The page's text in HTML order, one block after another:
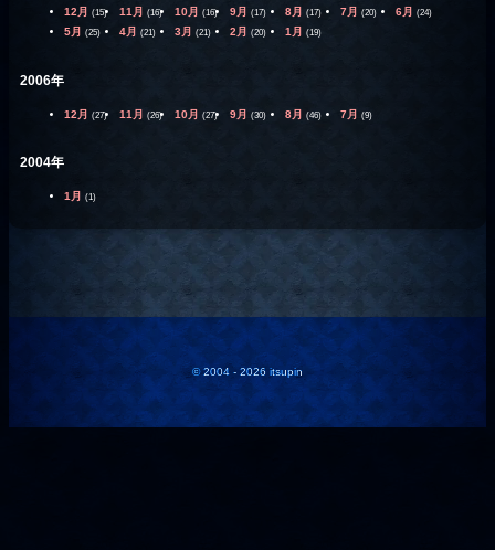
12月 (15) 11月 (16) 10月 (16) 9月 (17) 8月 (17) 7月 (20) 6月 (24)
5月 (25) 4月 (21) 3月 (21) 2月 (20) 1月 (19)
2006年
12月 (27) 11月 (26) 10月 (27) 9月 (30) 8月 (46) 7月 (9)
2004年
1月 (1)
© 2004 - 2026 itsupin